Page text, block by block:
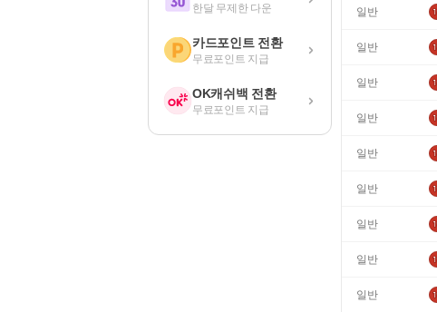
한달 무제한 다운
카드포인트 전환
무료포인트 지급
OK캐쉬백 전환
무료포인트 지급
일반
일반
일반
일반
일반
일반
일반
일반
일반